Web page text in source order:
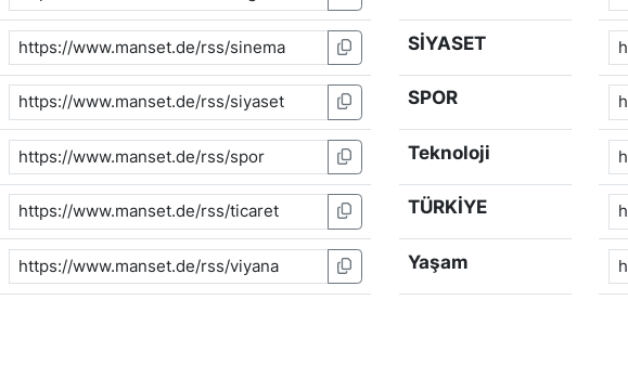
SİYASET
SPOR
Teknoloji
TÜRKİYE
Yaşam